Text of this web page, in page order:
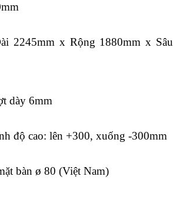
2245mm x Rộng 1880mm x Sâu
dày 6mm
độ cao: lên +300, xuống -300mm
bàn ø 80 (Việt Nam)